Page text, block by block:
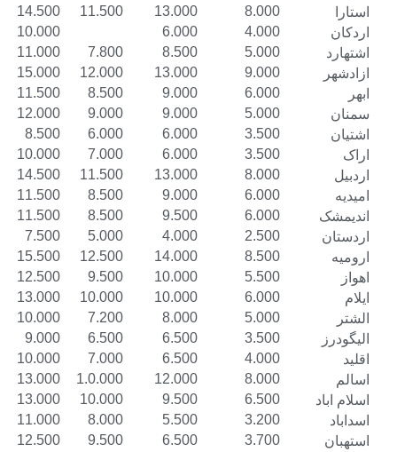
8.000
13.000
11.500
14.500
17.500
4.000
6.000
13.000
5.000
8.500
7.800
11.000
14.000
9.000
13.000
12.000
15.000
18.000
6.000
9.000
8.500
11.500
14.500
5.000
9.000
9.000
12.000
15.000
3.500
6.000
6.000
8.500
10.500
3.500
6.000
7.000
10.000
13.000
8.000
13.000
11.500
14.500
17.500
6.000
9.000
8.500
11.500
14.500
6.000
9.500
8.500
11.500
14.500
2.500
4.000
5.000
7.500
10.000
8.500
14.000
12.500
15.500
18.500
5.500
10.000
9.500
12.500
15.000
6.000
10.000
10.000
13.000
16.000
5.000
8.000
7.200
10.000
13.000
3.500
6.500
6.500
9.000
11.500
4.000
6.500
7.000
10.000
12.500
8.000
12.000
1.0.000
13.000
15.000
6.500
9.500
10.000
13.000
16.000
3.200
5.500
8.000
11.000
14.000
3.700
6.500
9.500
12.500
15.000